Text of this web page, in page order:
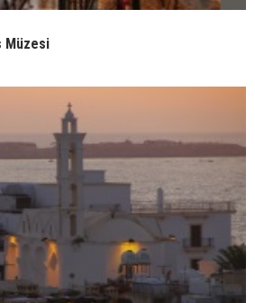
Müzesi